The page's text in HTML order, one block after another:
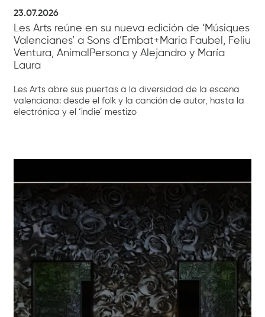
23.07.2026
Les Arts reúne en su nueva edición de ‘Músiques
Valencianes’ a Sons d’Embat+Maria Faubel, Feliu
Ventura, AnimalPersona y Alejandro y María
Laura
Les Arts abre sus puertas a la diversidad de la escena
valenciana: desde el folk y la canción de autor, hasta la
electrónica y el ‘indie’ mestizo